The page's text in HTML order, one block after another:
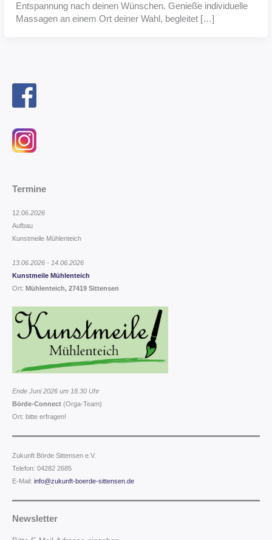
Entspannung nach deinen Wünschen. Genieße individuelle
Massagen an einem Ort deiner Wahl, begleitet […]
Termine
12.06. 2026
Aufbau
Kunstmeile Mühlenteich
13.06.2026 - 14.06.2026
Kunstmeile Mühlenteich
Ort: Mühlenteich, 27419 Sittensen
Ende Juni 2026 um 18.30 Uhr
Börde-Connect(Orga-Team)
Ort: bitte erfragen!
Zukunft Börde Sittensen e.V.
Telefon: 04282 2685
E-Mail: info@zukunft-boerde-sittensen.de
Newsletter